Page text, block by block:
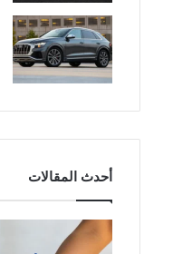
أحدث المقالات